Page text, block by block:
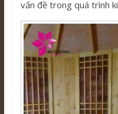
vấn đề trong quá trình